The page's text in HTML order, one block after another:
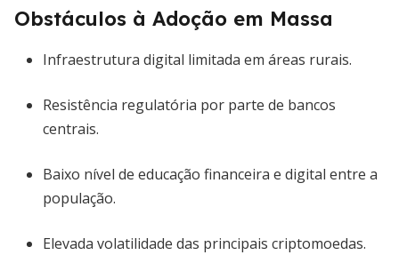
Obstáculos à Adoção em Massa
Infraestrutura digital limitada em áreas rurais.
Resistência regulatória por parte de bancos
centrais.
Baixo nível de educação financeira e digital entre a
população.
Elevada volatilidade das principais criptomoedas.